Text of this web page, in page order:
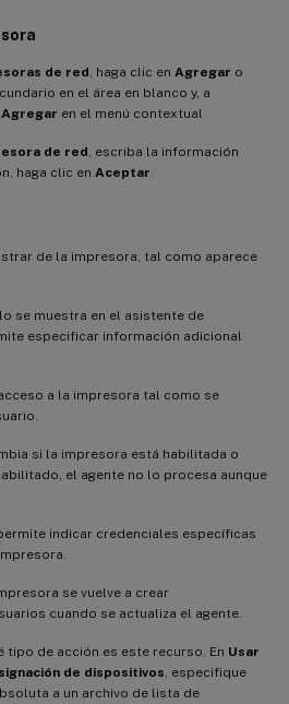
de red , haga clic en Agregar o
en el área en blanco y, a
Agregar en el menú contextual
de red , escriba la información
haga clic en Aceptar
de la impresora, tal como aparece
se muestra en el asistente de
especificar información adicional
acceso a la impresora tal como se
si la impresora está habilitada o
el agente no lo procesa aunque
permite indicar credenciales específicas
se vuelve a crear
cuando se actualiza el agente.
tipo de acción es este recurso. En Usar
de dispositivos , especifique
a un archivo de lista de